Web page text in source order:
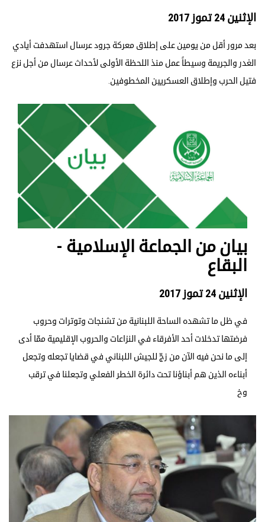
الإثنين 24 تموز 2017
بعد مرور أقل من يومين على إطلاق معركة جرود عرسال استهدفت أيادي
الغدر والجريمة وسيطاً عمل منذ اللحظة الأولى لأحداث عرسال من أجل نزع
فتيل الحرب وإطلاق العسكريين المخطوفين.
بيان من الجماعة الإسلامية -
البقاع
الإثنين 24 تموز 2017
في ظل ما تشهده الساحة اللبنانية من تشنجات وتوترات وحروب
فرضتها تدخلات أحد الأفرقاء في النزاعات والحروب الإقليمية ممّا أدى
إلى ما نحن فيه الآن من زجّ للجيش اللبناني في قضايا تجعله وتجعل
أبناءه الذين هم أبناؤنا تحت دائرة الخطر الفعلي وتجعلنا في ترقب
وخ